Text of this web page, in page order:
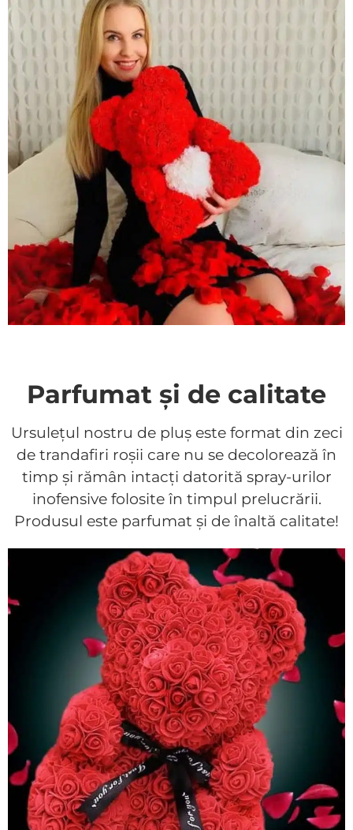
Parfumat și de calitate
Ursulețul nostru de pluș este format din zeci
de trandafiri roșii care nu se decolorează în
timp și rămân intacți datorită spray-urilor
inofensive folosite în timpul prelucrării.
Produsul este parfumat și de înaltă calitate!